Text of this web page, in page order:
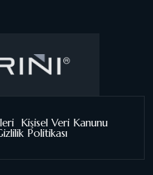
Kişisel Veri Kanunu
Politikası